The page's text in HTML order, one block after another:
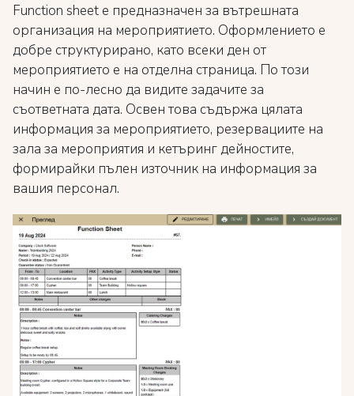
Function sheet е предназначен за вътрешната
организация на мероприятието. Оформлението е
добре структурирано, като всеки ден от
мероприятието е на отделна страница. По този
начин е по-лесно да видите задачите за
съответната дата. Освен това съдържа цялата
информация за мероприятието, резервациите на
зала за мероприятия и кетъринг дейностите,
формирайки пълен източник на информация за
вашия персонал.